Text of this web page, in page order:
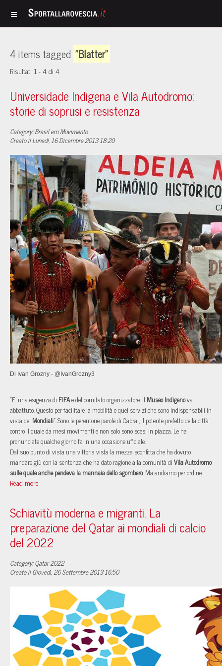
4 items tagged "Blatter"
Risultati 1 - 4 di 4
Universidade Indigena e Vila Autodromo:
storie di soprusi e resistenza
Category: Brasil em Movimento
Creato il Lunedì, 16 Dicembre 2013 18:20
Di Ivan Grozny - @IvanGrozny3
“E’ una esigenza di FIFAe del comitato organizzatore: il Museo Indigenova
abbattuto. Questo per facilitare la mobilità e quei servizi che sono indispensabili in
vista dei Mondiali”. Sono le perentorie parole di Cabral, il potente prefetto della città
contro il quale da mesi movimenti e non solo sono scesi in piazza. Le ha
pronunciate qualche giorno fa in una occasione ufficiale.
Dal suo punto di vista una vittoria vista la mezza sconfitta che ha dovuto
mandare giù con la sentenza che ha dato ragione alla comunità diVila Autodromo
sulle quale anche pendeva la mannaia dello sgombero. Ma andiamo per ordine.
Read more
Schiavitù moderna e migranti. La
preparazione del Qatar ai mondiali di calcio
del 2022
Category: Qatar 2022
Creato il Giovedì, 26 Settembre 2013 16:50